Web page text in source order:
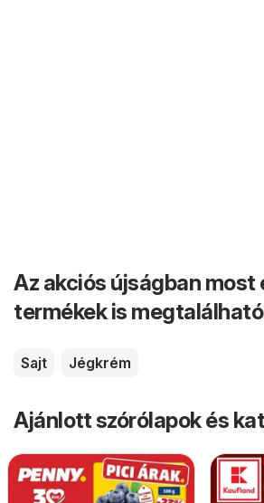
Az akciós újságban most
termékek is
Sajt Jégkrém
Ajánlott szórólapok és